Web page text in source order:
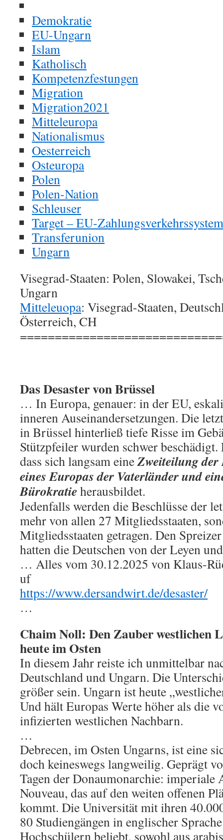
Demokratie
EU-Ungarn
Islam
Katholisch
Kompetenzfestungen
Migration
Migration2021
Mitteleuropa
Nationalismus
Oesterreich
Osteuropa
Polen
Polen-Nation
Schleuser
Target – EU-Zahlungsverkehrssystem
Transferunion
Ungarn
Visegrad-Staaten: Polen, Slowakei,
Ungarn
Mitteleuopa: Visegrad-Staaten,
Österreich, CH
Das Desaster von Brüssel
… In Europa, genauer: in der EU,
inneren Auseinandersetzungen. Die
in Brüssel hinterließ tiefe Risse im
Stützpfeiler wurden schwer beschädigt.
dass sich langsam eineZweiteilung
eines Europas der Vaterländer und
Bürokratie herausbildet.
Jedenfalls werden die Beschlüsse der
mehr von allen 27 Mitgliedsstaaten,
Mitgliedsstaaten getragen. Den
hatten die Deutschen von der Leyen
… Alles vom 30.12.2025 von Klaus-
uf
https://www.dersandwirt.de/desaster/
…
Chaim Noll: Den Zauber westlichen
heute im Osten
In diesem Jahr reiste ich unmittelbar
Deutschland und Ungarn. Die
größer sein. Ungarn ist heute
Und hält Europas Werte höher als die
infizierten westlichen Nachbarn.
…
Debrecen, im Osten Ungarns, ist eine
doch keineswegs langweilig. Geprägt
Tagen der Donaumonarchie:
Nouveau, das auf den weiten offenen
kommt. Die Universität mit ihren
80 Studiengängen in englischer
Hochschülern beliebt, sowohl aus